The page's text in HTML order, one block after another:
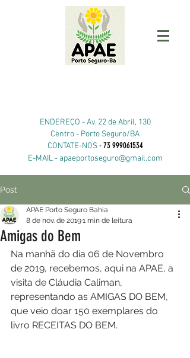
ENDEREÇO -Av. 22 de Abril, 130
Centro - Porto Seguro/BA
CONTATE-NOS- 73 999061534
E-MAIL - apaeportoseguro@gmail.com
Post
Amigas do Bem
APAE Porto Seguro Bahia
8 de nov. de 20191 min de leitura
Na manhã do dia 06 de Novembro
de 2019, recebemos, aqui na APAE, a
visita de Cláudia Caliman,
representando as AMIGAS DO BEM,
que veio doar 150 exemplares do
livro RECEITAS DO BEM.